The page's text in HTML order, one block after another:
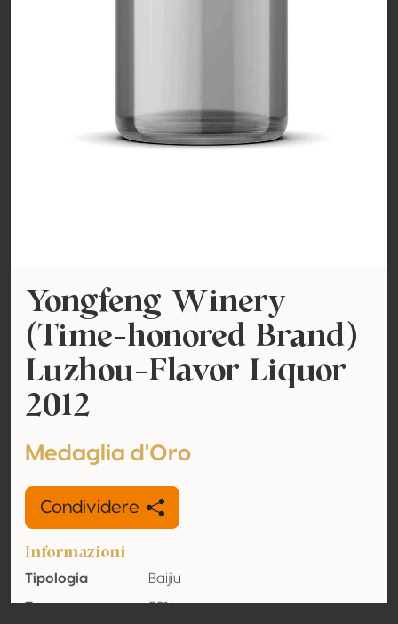
Yongfeng Winery
(Time-honored Brand)
Luzhou-Flavor Liquor
2012
Medaglia d'Oro
Condividere
Informazioni
Tipologia
Baijiu
Tenore
52% vol